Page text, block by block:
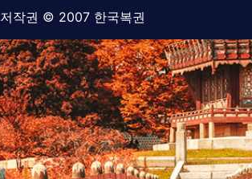
저작권 © 2007 한국복권